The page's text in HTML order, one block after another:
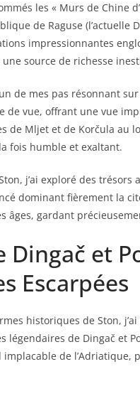
les « Murs de Chine
de Raguse (l’actuelle
impressionnantes
source de richesse
de mes pas résonnant
de vue, offrant une vue
de Mljet et de Korčula au
fois humble et exaltant.
j’ai exploré des
dominant fièrement la
âges, gardant
Dingač et
Escarpées
historiques de Ston,
légendaires de Dingač et
de